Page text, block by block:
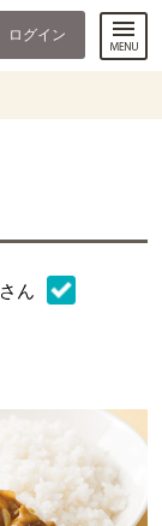
ログイン
さん